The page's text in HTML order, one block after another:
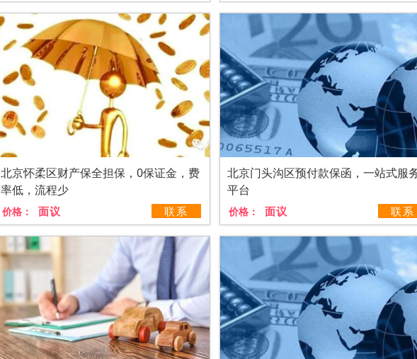
北京怀柔区财产保全担保，0保证金，费
率低，流程少
价格： 面议 联系
北京门头沟区预付款保函，一站式服
平台
价格： 面议 联系